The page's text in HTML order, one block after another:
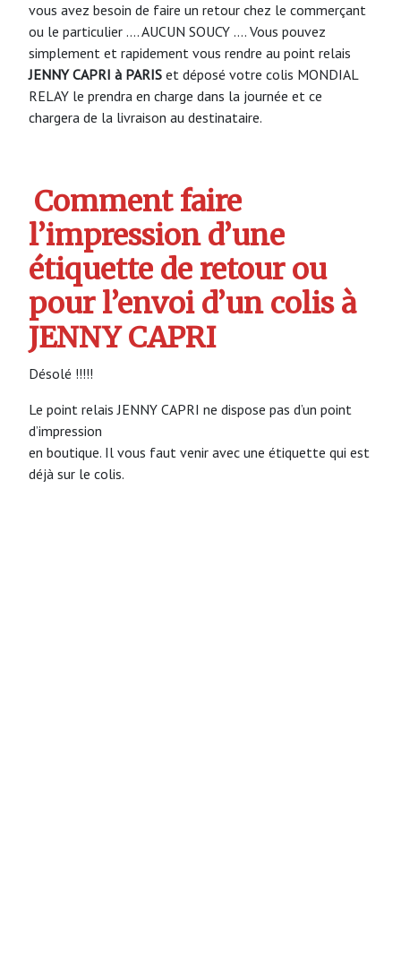
vous avez besoin de faire un retour chez le commerçant
ou le particulier …. AUCUN SOUCY …. Vous pouvez
simplement et rapidement vous rendre au point relais
JENNY CAPRI à PARIS et déposé votre colis MONDIAL
RELAY le prendra en charge dans la journée et ce
chargera de la livraison au destinataire.
Comment faire
l’impression d’une
étiquette de retour ou
pour l’envoi d’un colis à
JENNY CAPRI
Désolé !!!!!
Le point relais JENNY CAPRI ne dispose pas d’un point
d’impression
en boutique. Il vous faut venir avec une étiquette qui est
déjà sur le colis.